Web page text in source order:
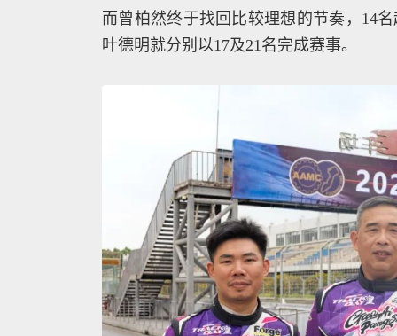
而曾柏然终于找回比较理想的节奏，14
叶德明就分别以17及21名完成赛事。